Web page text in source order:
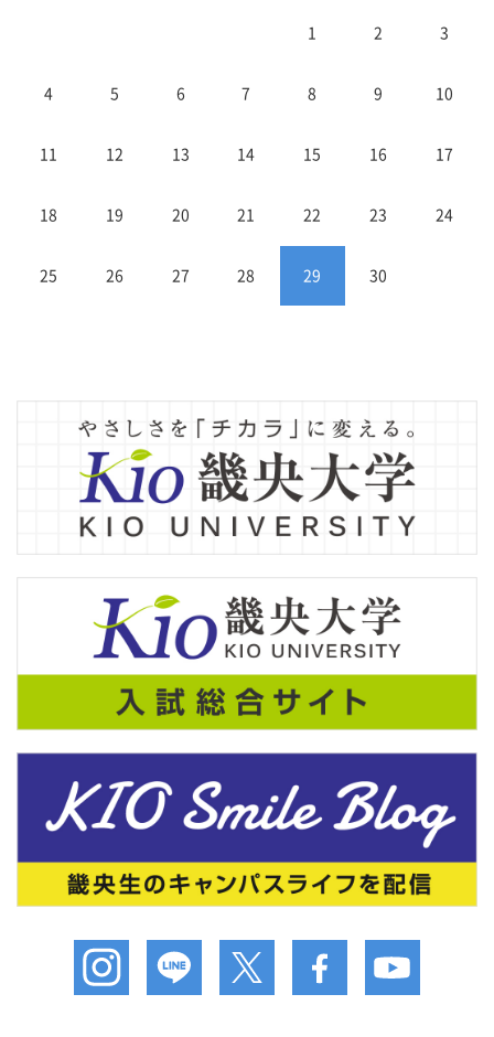
1 2 3
4 5 6 7 8 9 10
11 12 13 14 15 16 17
18 19 20 21 22 23 24
25 26 27 28 29 30